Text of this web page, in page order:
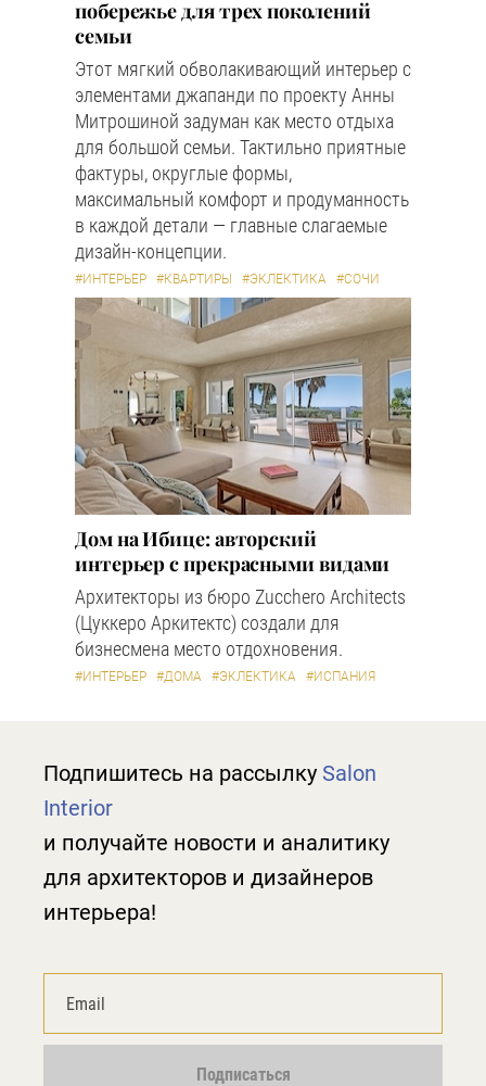
побережье для трех поколений
семьи
Этот мягкий обволакивающий интерьер с
элементами джапанди по проекту Анны
Митрошиной задуман как место отдыха
для большой семьи. Тактильно приятные
фактуры, округлые формы,
максимальный комфорт и продуманность
в каждой детали — главные слагаемые
дизайн-концепции.
#ИНТЕРЬЕР #КВАРТИРЫ #ЭКЛЕКТИКА #СОЧИ
Дом на Ибице: авторский
интерьер с прекрасными видами
Архитекторы из бюро Zucchero Architects
(Цуккеро Аркитектс) создали для
бизнесмена место отдохновения.
#ИНТЕРЬЕР #ДОМА #ЭКЛЕКТИКА #ИСПАНИЯ
Подпишитесь на рассылку Salon
Interior
и получайте новости и аналитику
для архитекторов и дизайнеров
интерьера!
Подписаться